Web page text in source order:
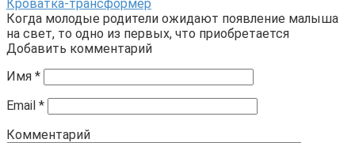
Кроватка-трансформер
Когда молодые родители ожидают появление малыша
на свет, то одно из первых, что приобретается
Добавить комментарий
Имя *
Email *
Комментарий